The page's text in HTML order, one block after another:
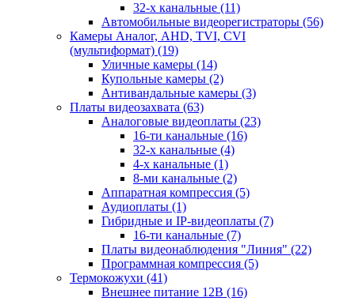
32-х канальные (11)
Автомобильные видеорегистраторы (56)
Камеры Аналог, AHD, TVI, CVI
(мультиформат) (19)
Уличные камеры (14)
Купольные камеры (2)
Антивандальные камеры (3)
Платы видеозахвата (63)
Аналоговые видеоплаты (23)
16-ти канальные (16)
32-х канальные (4)
4-х канальные (1)
8-ми канальные (2)
Аппаратная компрессия (5)
Аудиоплаты (1)
Гибридные и IP-видеоплаты (7)
16-ти канальные (7)
Платы видеонаблюдения "Линия" (22)
Программная компрессия (5)
Термокожухи (41)
Внешнее питание 12В (16)